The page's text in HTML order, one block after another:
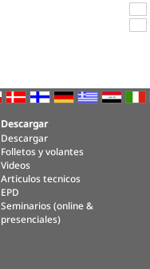
Descargar
Descargar
Folletos y volantes
Videos
Articulos tecnicos
EPD
Seminarios (online &
presenciales)